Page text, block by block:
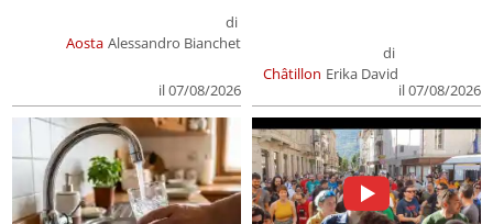
Aosta
di
Alessandro Bianchet
il 07/08/2026
Châtillon
di
Erika David
il 07/08/2026